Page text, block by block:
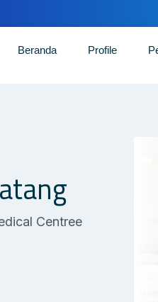
Beranda Profile
Centree